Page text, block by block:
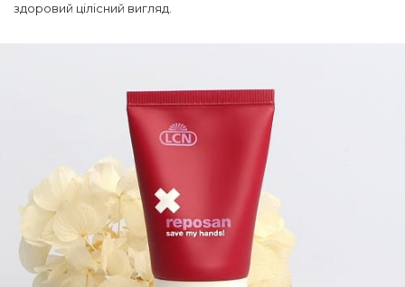
здоровий цілісний вигляд.